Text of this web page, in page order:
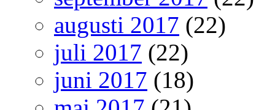
augusti 2017 (22)
juli 2017 (22)
juni 2017 (18)